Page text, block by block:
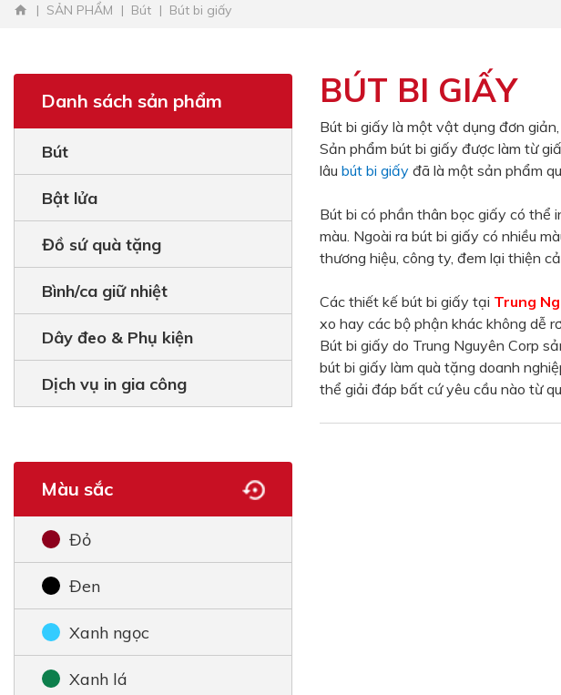
SẢN PHẨM Bút Bút bi giấy
Danh sách sản phẩm
Bút
Bật lửa
Đồ sứ quà tặng
Bình/ca giữ nhiệt
Dây đeo & Phụ kiện
Dịch vụ in gia công
Màu sắc
Đỏ
Đen
Xanh ngọc
Xanh lá
BÚT BI GIẤY
Bút bi giấy là một vật dụng đơn
Sản phẩm bút bi giấy được làm từ
lâu bút bi giấy đã là một sản phẩm
Bút bi có phần thân bọc giấy có thể
màu. Ngoài ra bút bi giấy có nhiều
thương hiệu, công ty, đem lại thiện
Các thiết kế bút bi giấy tại Trung
xo hay các bộ phận khác không dễ
Bút bi giấy do Trung Nguyên Corp
bút bi giấy làm quà tặng doanh
thể giải đáp bất cứ yêu cầu nào từ